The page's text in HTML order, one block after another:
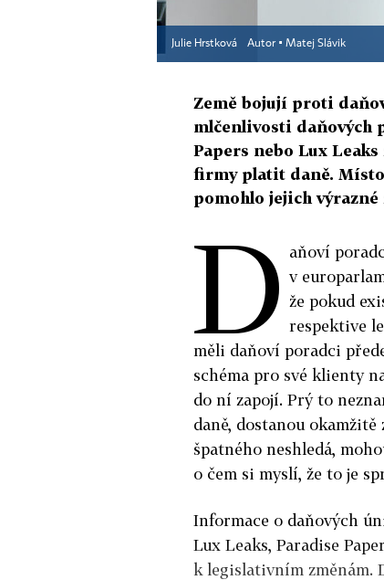
Julie Hrstková Autor ▪ Matej Slávik
Země bojují proti
mlčenlivosti daňových
Papers nebo Lux
firmy platit daně.
pomohlo jejich
D aňoví
v
že pokud
respektive
měli daňoví poradci
schéma pro své klienty
do ní zapojí. Prý to
daně, dostanou
špatného neshledá,
o čem si myslí, že to je
Informace o daňových
Lux Leaks, Paradise
k legislativním změnám.